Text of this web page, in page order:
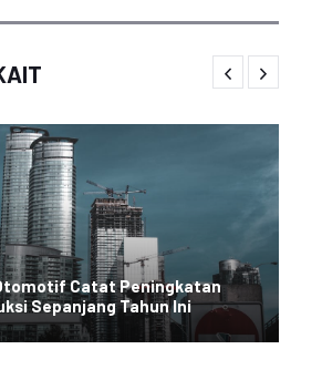
Catat Peningkatan
Sepanjang Tahun Ini